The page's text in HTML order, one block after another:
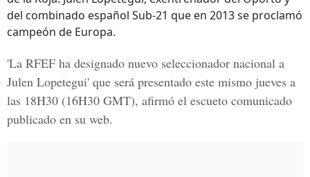
del combinado español Sub-21 que en 2013 se proclamó
campeón de Europa.
'La RFEF ha designado nuevo seleccionador nacional a
Julen Lopetegui' que será presentado este mismo jueves a
las 18H30 (16H30 GMT), afirmó el escueto comunicado
publicado en su web.